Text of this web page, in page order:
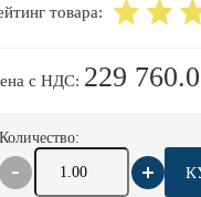
товара:
с НДС: 229
Количество: